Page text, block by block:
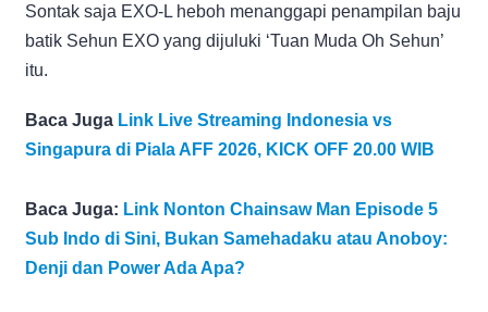
Sontak saja EXO-L heboh menanggapi penampilan baju
batik Sehun EXO yang dijuluki ‘Tuan Muda Oh Sehun’
itu.
Baca Juga Link Live Streaming Indonesia vs
Singapura di Piala AFF 2026, KICK OFF 20.00 WIB
Baca Juga: Link Nonton Chainsaw Man Episode 5
Sub Indo di Sini, Bukan Samehadaku atau Anoboy:
Denji dan Power Ada Apa?